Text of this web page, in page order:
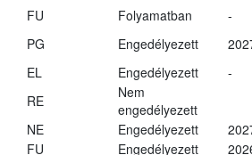
FU Folyamatban
-
PG Engedélyezett
EL Engedélyezett
-
RE
Nem
engedélyezett
NE Engedélyezett
FU Engedélyezett